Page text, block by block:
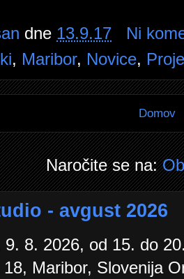
dne 13.9.17
Ni
, Maribor, Novice,
Domov
Naročite se na:
- avgust 2026
9. 8. 2026, od 15. do
Maribor, Slovenija